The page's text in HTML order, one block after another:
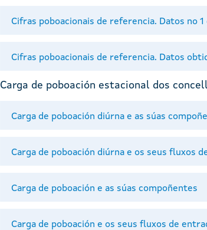
Cifras poboacionais de referencia. Datos no 1
Cifras poboacionais de referencia. Datos
Carga de poboación estacional dos
Carga de poboación diúrna e as súas
Carga de poboación diúrna e os seus fluxos
Carga de poboación e as súas compoñentes
Carga de poboación e os seus fluxos de